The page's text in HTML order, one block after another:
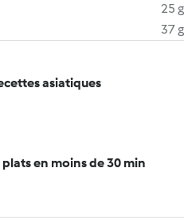
25 g
37 g
asiatiques
en moins de 30 min